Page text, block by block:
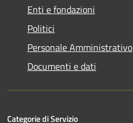
Enti e fondazioni
Politici
Personale Amministrativo
Documenti e dati
Categorie di Servizio